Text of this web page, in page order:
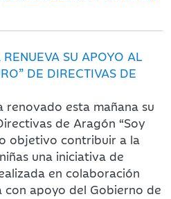
SU APOYO AL
DE DIRECTIVAS DE
renovado esta mañana su
de Aragón “Soy
objetivo contribuir a la
una iniciativa de
en colaboración
con apoyo del Gobierno de